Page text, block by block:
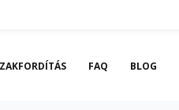
FAQ BLOG